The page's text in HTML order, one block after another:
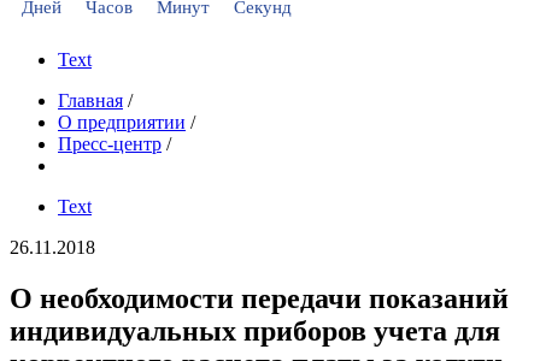
Дней Часов Минут Секунд
Text
Главная /
О предприятии /
Пресс-центр /
Text
26.11.2018
О необходимости передачи показаний
индивидуальных приборов учета для